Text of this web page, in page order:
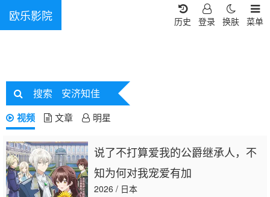
欧乐影院 菜单
换肤
登录
历史
搜索 安济知佳
视频 文章 明星
说了不打算爱我的公爵继承人，不
知为何对我宠爱有加
2026 / 日本